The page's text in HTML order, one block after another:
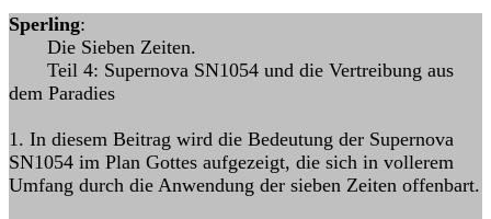
Sperling:
Die Sieben Zeiten.
Teil 4: Supernova SN1054 und die Vertreibung aus
dem Paradies
1. In diesem Beitrag wird die Bedeutung der Supernova
SN1054 im Plan Gottes aufgezeigt, die sich in vollerem
Umfang durch die Anwendung der sieben Zeiten offenbart.